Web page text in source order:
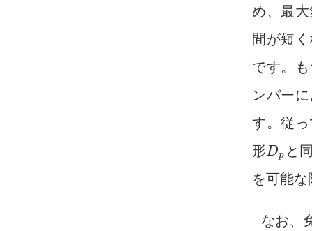
め、最
間が短
です。
ンパー
す。従
形Dp
Dp
と
を可能
なお、